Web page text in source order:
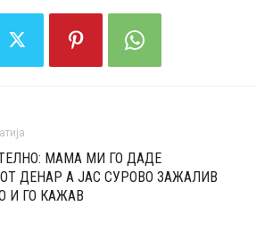
МАМА МИ ГО ДАДЕ
ДЕНАР А ЈАС СУРОВО ЗАЖАЛИВ
И ГО КАЖАВ